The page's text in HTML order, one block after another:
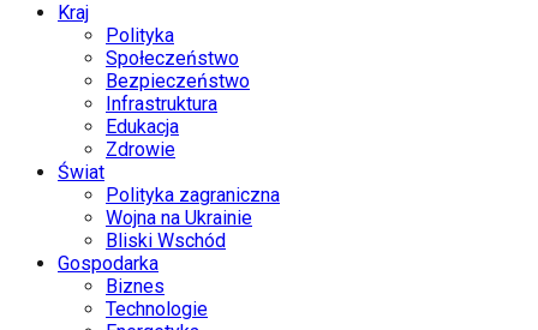
Kraj
Polityka
Społeczeństwo
Bezpieczeństwo
Infrastruktura
Edukacja
Zdrowie
Świat
Polityka zagraniczna
Wojna na Ukrainie
Bliski Wschód
Gospodarka
Biznes
Technologie